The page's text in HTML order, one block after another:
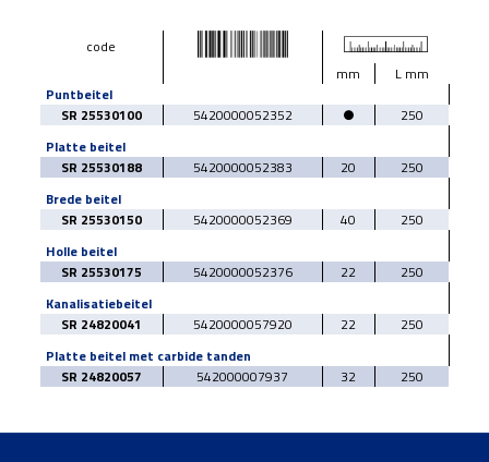
code
mm
L mm
Puntbeitel
SR 25530100
5420000052352 ●
250
Platte beitel
SR 25530188
5420000052383 20
250
Brede beitel
SR 25530150
5420000052369 40
250
Holle beitel
SR 25530175
5420000052376 22
250
Kanalisatiebeitel
SR 24820041
5420000057920 22
250
Platte beitel met carbide tanden
SR 24820057
542000007937 32 250